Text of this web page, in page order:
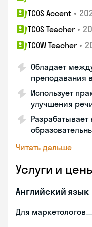
TCOS Accent •
TCOS Teacher •
TCOW Teacher •
Обладает
преподавания
Использует
улучшения
Читать дальше
Услуги и
Английский язык
Для маркетологов